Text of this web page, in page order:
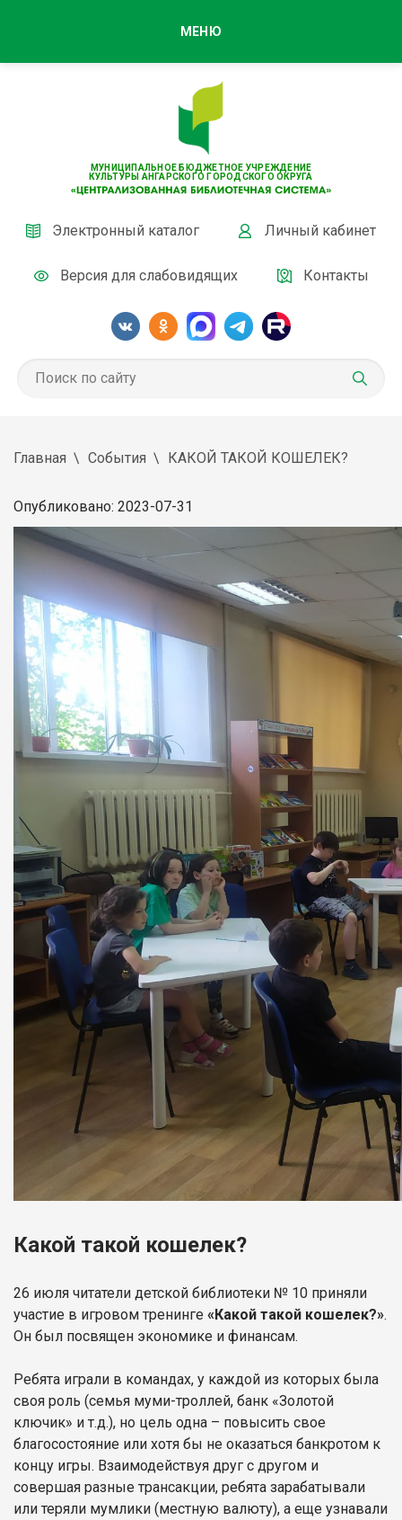
МУНИЦИПАЛЬНОЕ БЮДЖЕТНОЕ УЧРЕЖДЕНИЕ
КУЛЬТУРЫ АНГАРСКОГО ГОРОДСКОГО ОКРУГА
Электронный каталог Личный кабинет
Версия для слабовидящих Контакты
МЕНЮ
Главная События КАКОЙ ТАКОЙ КОШЕЛЕК?
Опубликовано: 2023-07-31
Какой такой кошелек?
26 июля читатели детской библиотеки № 10 приняли
участие в игровом тренинге «Какой такой кошелек?».
Он был посвящен экономике и финансам.
Ребята играли в командах, у каждой из которых была
своя роль (семья муми-троллей, банк «Золотой
ключик» и т.д.), но цель одна – повысить свое
благосостояние или хотя бы не оказаться банкротом к
концу игры. Взаимодействуя друг с другом и
совершая разные трансакции, ребята зарабатывали
или теряли мумлики (местную валюту), а еще узнавали